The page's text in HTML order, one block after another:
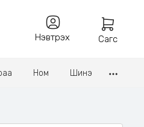
Нэвтрэх Сагс
Ном Шинэ